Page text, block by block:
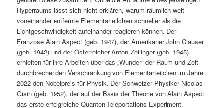
Hyperraums lässt sich nicht erklären, warum räumlich weit
voneinander entfernte Elementarteilchen schneller als die
Lichtgeschwindigkeit aufeinander reagieren können. Der
Franzose Alain Aspect (geb. 1947), der Amerikaner John Clauser
(geb. 1942) und der Österreicher Anton Zeilinger (geb. 1945)
erhielten für ihre Arbeiten über das „Wunder“ der Raum und Zeit
durchbrechenden Verschränkung von Elementarteilchen im Jahre
2022 den Nobelpreis für Physik. Der Schweizer Physiker Nicolas
Gisin (geb. 1952), der auf der Basis der Theorie von Alain Aspect
das erste erfolgreiche Quanten-Teleportations-Experiment